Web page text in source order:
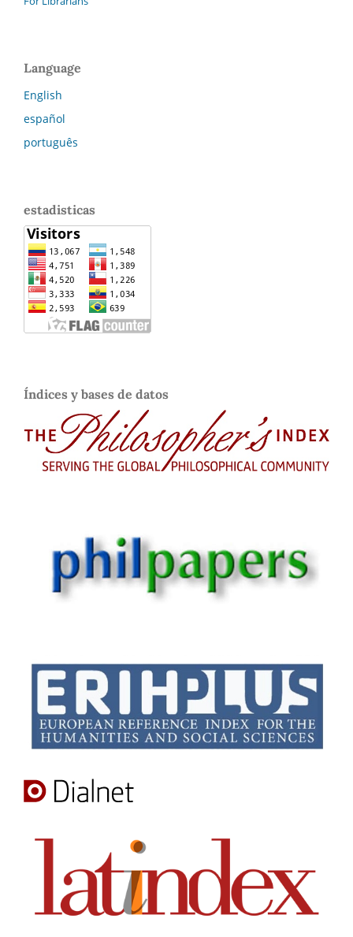
Language
English
español
português
estadisticas
Índices y bases de datos